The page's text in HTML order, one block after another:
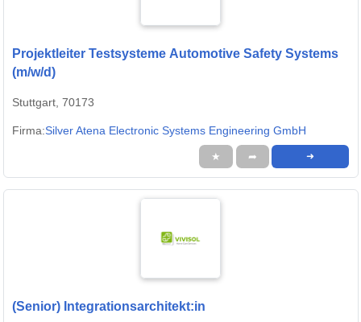
Projektleiter Testsysteme Automotive Safety Systems
(m/w/d)
Stuttgart, 70173
Firma:Silver Atena Electronic Systems Engineering GmbH
★ ➦ ➜
(Senior) Integrationsarchitekt:in